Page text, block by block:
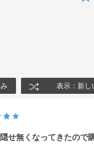
表示：新し
せ無くなってきたので